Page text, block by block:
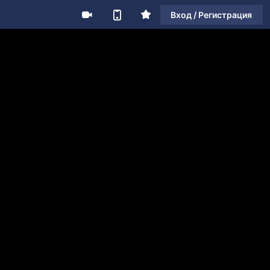
Вход / Регистрация